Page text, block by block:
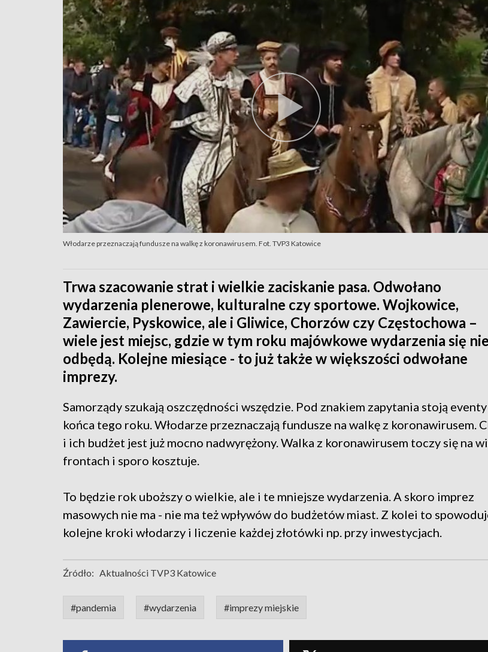
Włodarze przeznaczają fundusze na walkę z koronawirusem. Fot. TVP3 Katowice
Trwa szacowanie strat i wielkie zaciskanie pasa. Odwołano
wydarzenia plenerowe, kulturalne czy sportowe. Wojkowice,
Zawiercie, Pyskowice, ale i Gliwice, Chorzów czy Częstochowa –
wiele jest miejsc, gdzie w tym roku majówkowe wydarzenia się nie
odbędą. Kolejne miesiące - to już także w większości odwołane
imprezy.
Samorządy szukają oszczędności wszędzie. Pod znakiem zapytania stoją
końca tego roku. Włodarze przeznaczają fundusze na walkę z koronawirusem.
i ich budżet jest już mocno nadwyrężony. Walka z koronawirusem toczy się na
frontach i sporo kosztuje.
To będzie rok uboższy o wielkie, ale i te mniejsze wydarzenia. A skoro imprez
masowych nie ma - nie ma też wpływów do budżetów miast. Z kolei to
kolejne kroki włodarzy i liczenie każdej złotówki np. przy inwestycjach.
Źródło: Aktualności TVP3 Katowice
#pandemia #wydarzenia #imprezy miejskie